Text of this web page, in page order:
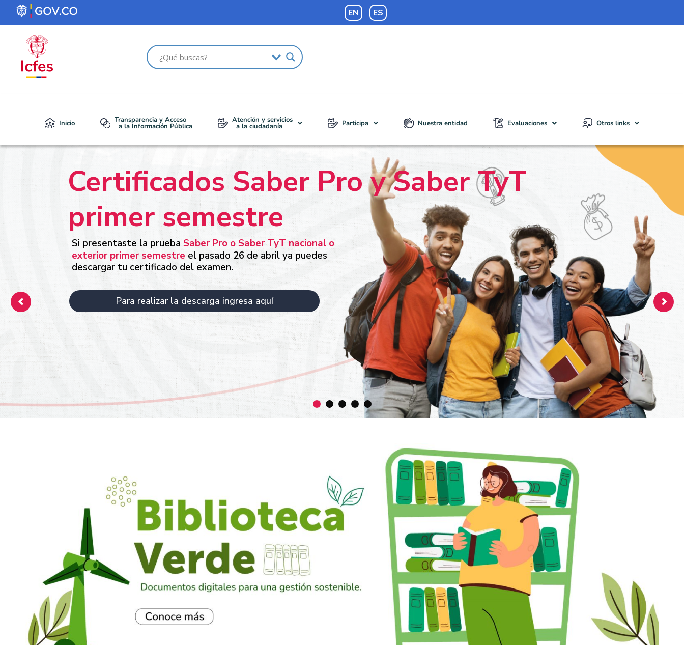
EN ES
Inicio Transparencia y Acceso
a la Información Pública
Atención y servicios
a la ciudadanía Participa Nuestra entidad Evaluaciones Otros links
Certificados Saber Pro y Saber TyT
primer semestre
Para realizar la descarga ingresa aquí
Si presentaste la prueba Saber Pro o Saber TyT nacional o
exterior primer semestre el pasado 26 de abril ya puedes
descargar tu certificado del examen.